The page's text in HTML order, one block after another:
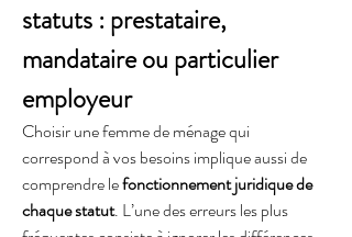
statuts : prestataire,
mandataire ou particulier
employeur
Choisir une femme de ménage qui
correspond à vos besoins implique aussi de
comprendre le fonctionnement juridique de
chaque statut. L’une des erreurs les plus